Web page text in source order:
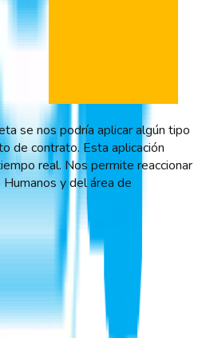
se nos podría aplicar algún tipo
de contrato. Esta aplicación
real. Nos permite reaccionar
y del área de